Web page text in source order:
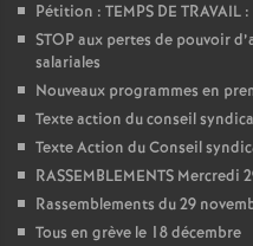
Pétition : TEMPS DE TRAVAIL
STOP aux pertes de pouvoir
salariales
Nouveaux programmes en
Texte action du conseil
Texte Action du Conseil
RASSEMBLEMENTS Mercredi
Rassemblements du 29
Tous en grève le 18 décembre